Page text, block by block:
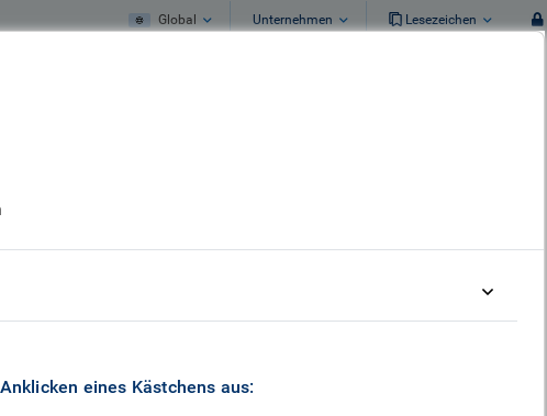
Global Unternehmen Lesezeichen
eines Kästchens aus: